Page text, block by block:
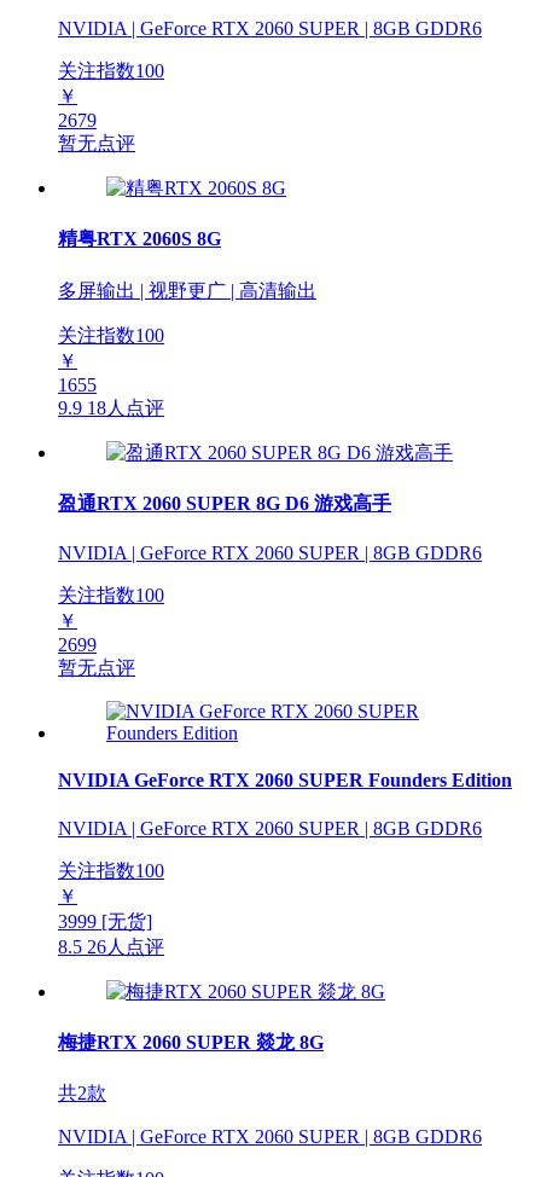
NVIDIA | GeForce RTX 2060 SUPER | 8GB GDDR6
关注指数100
￥
2679
暂无点评
精粤RTX 2060S 8G
多屏输出 | 视野更广 | 高清输出
关注指数100
￥
1655
9.9 18人点评
盈通RTX 2060 SUPER 8G D6 游戏高手
NVIDIA | GeForce RTX 2060 SUPER | 8GB GDDR6
关注指数100
￥
2699
暂无点评
NVIDIA GeForce RTX 2060 SUPER Founders Edition
NVIDIA | GeForce RTX 2060 SUPER | 8GB GDDR6
关注指数100
￥
3999 [无货]
8.5 26人点评
梅捷RTX 2060 SUPER 燚龙 8G
共2款
NVIDIA | GeForce RTX 2060 SUPER | 8GB GDDR6